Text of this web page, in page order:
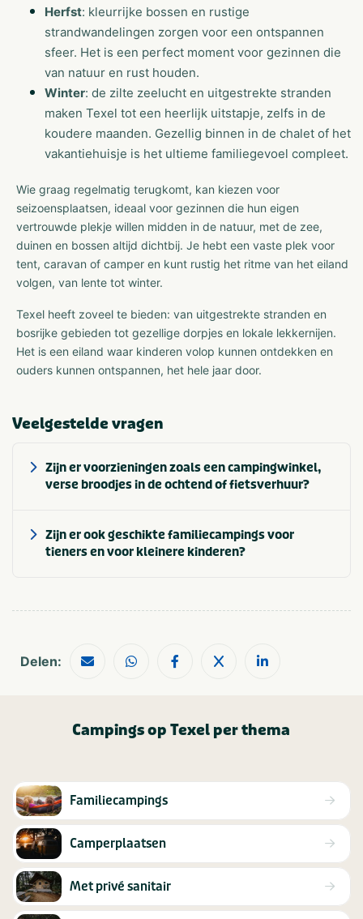
Herfst: kleurrijke bossen en rustige
strandwandelingen zorgen voor een ontspannen
sfeer. Het is een perfect moment voor gezinnen die
van natuur en rust houden.
Winter: de zilte zeelucht en uitgestrekte stranden
maken Texel tot een heerlijk uitstapje, zelfs in de
koudere maanden. Gezellig binnen in de chalet of het
vakantiehuisje is het ultieme familiegevoel compleet.
Wie graag regelmatig terugkomt, kan kiezen voor
seizoensplaatsen, ideaal voor gezinnen die hun eigen
vertrouwde plekje willen midden in de natuur, met de zee,
duinen en bossen altijd dichtbij. Je hebt een vaste plek voor
tent, caravan of camper en kunt rustig het ritme van het eiland
volgen, van lente tot winter.
Texel heeft zoveel te bieden: van uitgestrekte stranden en
bosrijke gebieden tot gezellige dorpjes en lokale lekkernijen.
Het is een eiland waar kinderen volop kunnen ontdekken en
ouders kunnen ontspannen, het hele jaar door.
Veelgestelde vragen
Zijn er voorzieningen zoals een campingwinkel,
verse broodjes in de ochtend of fietsverhuur?
Zijn er ook geschikte familiecampings voor
tieners en voor kleinere kinderen?
Delen:
Campings op Texel per thema
Familiecampings
Camperplaatsen
Met privé sanitair